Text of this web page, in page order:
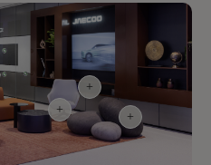
+
+
+